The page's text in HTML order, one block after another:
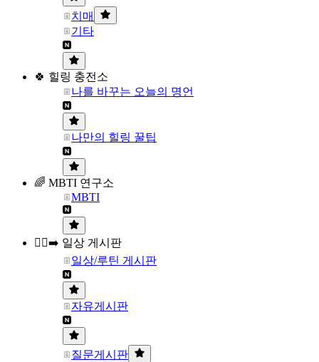
치매
기타
🍀 힐링 충전소
나를 바꾸는 오늘의 명언
나만의 힐링 꿀팁
🌈 MBTI 연구소
MBTI
🏃‍♀️‍➡️ 일상 게시판
일상/루틴 게시판
자유게시판
질문게시판